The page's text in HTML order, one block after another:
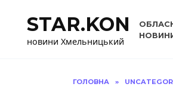
вмістуSTAR.KON
новини Хмельницький
ГОЛОВНА »